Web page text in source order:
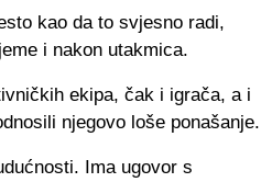
kao da to svjesno radi,
i nakon utakmica.
ekipa, čak i igrača, a i
njegovo loše ponašanje.
Ima ugovor s